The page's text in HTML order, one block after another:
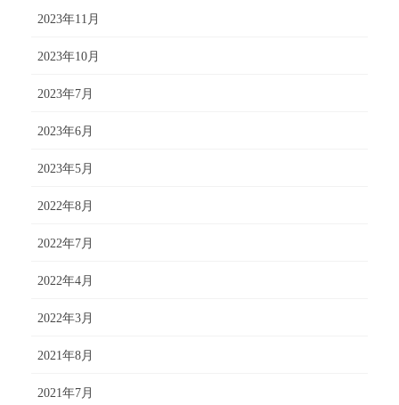
2023年11月
2023年10月
2023年7月
2023年6月
2023年5月
2022年8月
2022年7月
2022年4月
2022年3月
2021年8月
2021年7月